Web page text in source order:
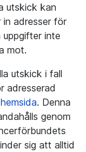
utskick kan
adresser för
inte
mot.
utskick i fall
adresserad
. Denna
genom
sig att alltid